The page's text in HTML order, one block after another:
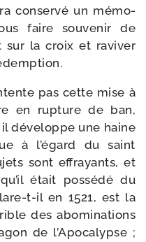
conser­vé un mémo­
faire sou­ve­nir de
sur la croix et ravi­ver
pas cette mise à
en rup­ture de ban,
déve­loppe une haine
à l’égard du saint
sont effrayants, et
était pos­sé­dé du
​t-​il en 1521, est la
des abo­mi­na­tions
de l’Apocalypse ;